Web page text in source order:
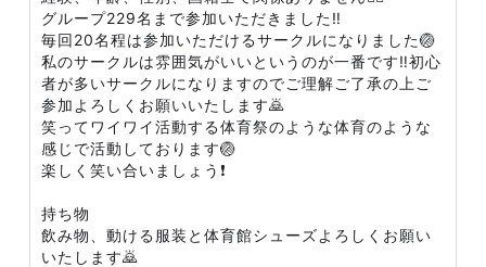
グループ229名まで参加いただきました‼️
毎回20名程は参加いただけるサークルになりました🏐
私のサークルは雰囲気がいいというのが一番です‼️初心
者が多いサークルになりますのでご理解ご了承の上ご
参加よろしくお願いいたします🙇
笑ってワイワイ活動する体育祭のような体育のような
感じで活動しております🏐
楽しく笑い合いましょう❗️
持ち物
飲み物、動ける服装と体育館シューズよろしくお願い
いたします🙇